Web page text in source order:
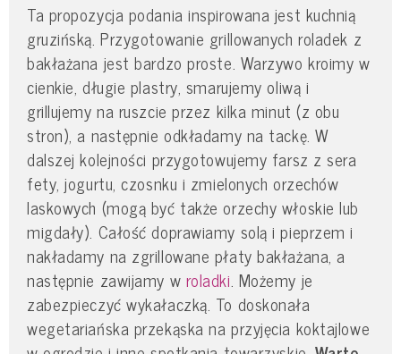
Ta propozycja podania inspirowana jest kuchnią
gruzińską. Przygotowanie grillowanych roladek z
bakłażana jest bardzo proste. Warzywo kroimy w
cienkie, długie plastry, smarujemy oliwą i
grillujemy na ruszcie przez kilka minut (z obu
stron), a następnie odkładamy na tackę. W
dalszej kolejności przygotowujemy farsz z sera
fety, jogurtu, czosnku i zmielonych orzechów
laskowych (mogą być także orzechy włoskie lub
migdały). Całość doprawiamy solą i pieprzem i
nakładamy na zgrillowane płaty bakłażana, a
następnie zawijamy w roladki. Możemy je
zabezpieczyć wykałaczką. To doskonała
wegetariańska przekąska na przyjęcia koktajlowe